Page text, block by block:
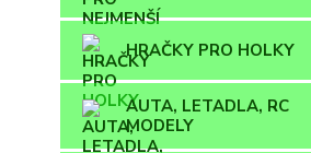
HRAČKY PRO HOLKY
AUTA, LETADLA, RC
MODELY